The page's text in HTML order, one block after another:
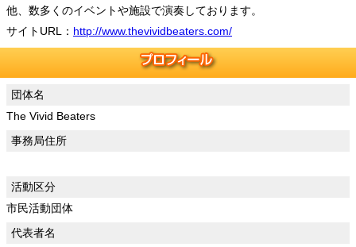
他、数多くのイベントや施設で演奏しております。
サイトURL： http://www.thevividbeaters.com/
団体名
The Vivid Beaters
事務局住所
活動区分
市民活動団体
代表者名